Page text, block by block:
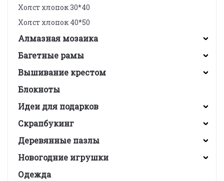
Холст хлопок 30*40
Холст хлопок 40*50
Алмазная мозаика
Багетные рамы
Вышивание крестом
Блокноты
Идеи для подарков
Скрапбукинг
Деревянные пазлы
Новогодние игрушки
Одежда